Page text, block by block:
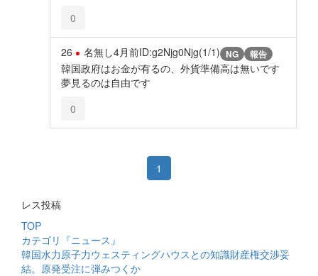
0
26 名無し4月前ID:g2Njg0Njg(1/1) NG 報告
韓国政府はお金が有るの、外貨準備高は無いです
夢見るのは自由です
0
1
レス投稿
TOP
カテゴリ『ニュース』
韓国水力原子力ウェスティングハウスとの知識財産権交渉妥
結。原発受注に弾みつくか